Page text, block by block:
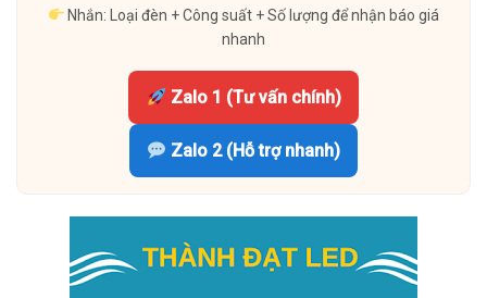
Nhắn: Loại đèn + Công suất + Số lượng để nhận báo giá
nhanh
Zalo 1 (Tư vấn chính)
Zalo 2 (Hỗ trợ nhanh)